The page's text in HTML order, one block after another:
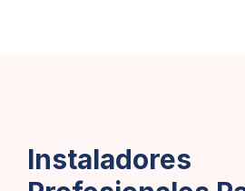
Instaladores